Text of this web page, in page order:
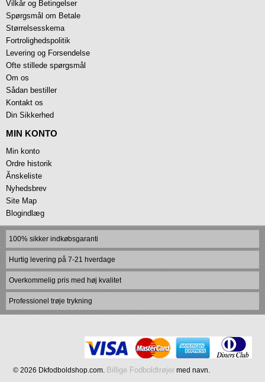
Vilkår og Betingelser
Spørgsmål om Betale
Størrelsesskema
Fortrolighedspolitik
Levering og Forsendelse
Ofte stillede spørgsmål
Om os
Sådan bestiller
Kontakt os
Din Sikkerhed
MIN KONTO
Min konto
Ordre historik
Ănskeliste
Nyhedsbrev
Site Map
Blogindlæg
100% sikker indkøbsgaranti
Hurtig levering på 7-21 hverdage
Overkommelig pris med høj kvalitet
Professionel trøje trykning
© 2026 Dkfodboldshop.com. Billige Fodboldtrøjer med navn.